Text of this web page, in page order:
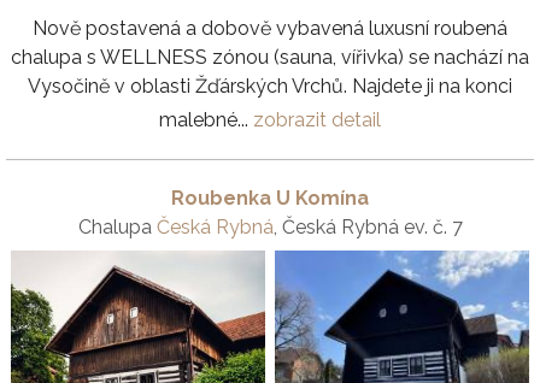
Nově postavená a dobově vybavená luxusní roubená
chalupa s WELLNESS zónou (sauna, vířivka) se nachází na
Vysočině v oblasti Žďárských Vrchů. Najdete ji na konci
malebné... zobrazit detail
Roubenka U Komína
Chalupa Česká Rybná , Česká Rybná ev. č. 7